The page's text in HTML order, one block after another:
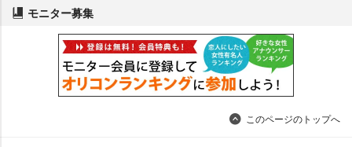
モニター募集
このページのトップへ